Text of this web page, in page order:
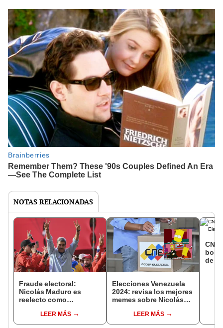
NOTAS RELACIONADAS
Fraude electoral:
Nicolás Maduro es
reelecto como
tras elecciones
irregulares
LEER MÁS
Elecciones Venezuela
2024: revisa los mejores
memes sobre Nicolás
contienda electoral
LEER MÁS
CNE
de